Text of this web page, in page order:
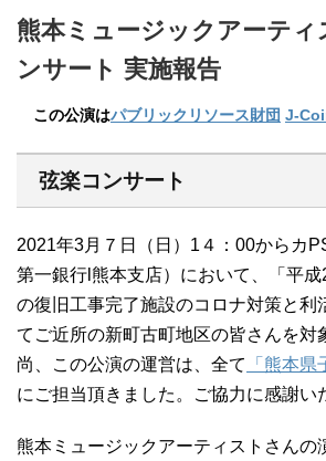
熊本ミュージックアーテ
ンサート 実施報告
この公演はパブリックリソース財団 J-
弦楽コンサート
2021年3月７日（日）1４：00からカ
第一銀行l熊本支店）において、「平
の復旧工事完了施設のコロナ対策と利
てご近所の新町古町地区の皆さんを対
尚、この公演の運営は、全て
「熊本県
にご担当頂きました。ご協力に感謝い
熊本ミュージックアーティストさんの